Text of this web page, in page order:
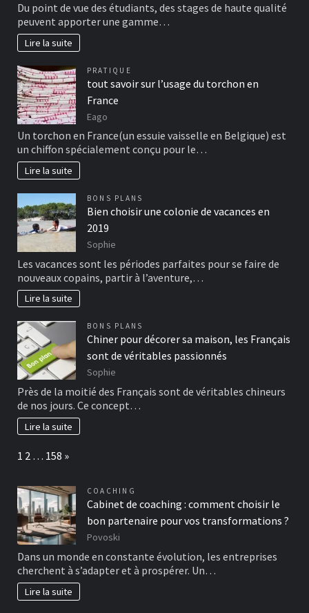
Du point de vue des étudiants, des stages de haute qualité
peuvent apporter une gamme…
Lire la suite
PRATIQUE
tout savoir sur l’usage du torchon en
France
Eago
Un torchon en France(un essuie vaisselle en Belgique) est
un chiffon spécialement conçu pour le…
Lire la suite
BONS PLANS
Bien choisir une colonie de vacances en
2019
Sophie
Les vacances sont les périodes parfaites pour se faire de
nouveaux copains, partir à l’aventure,…
Lire la suite
BONS PLANS
Chiner pour décorer sa maison, les Français
sont de véritables passionnés
Sophie
Près de la moitié des Français sont de véritables chineurs
de nos jours. Ce concept…
Lire la suite
Page:
1 2 … 158 Next
»
COACHING
Cabinet de coaching : comment choisir le
bon partenaire pour vos transformations ?
Povoski
Dans un monde en constante évolution, les entreprises
cherchent à s’adapter et à prospérer. Un…
Lire la suite